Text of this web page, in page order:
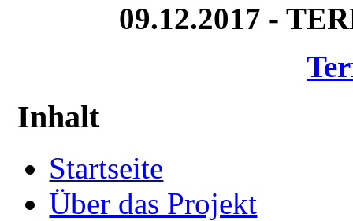
09.12.2017 -
Inhalt
Startseite
Über das Projekt